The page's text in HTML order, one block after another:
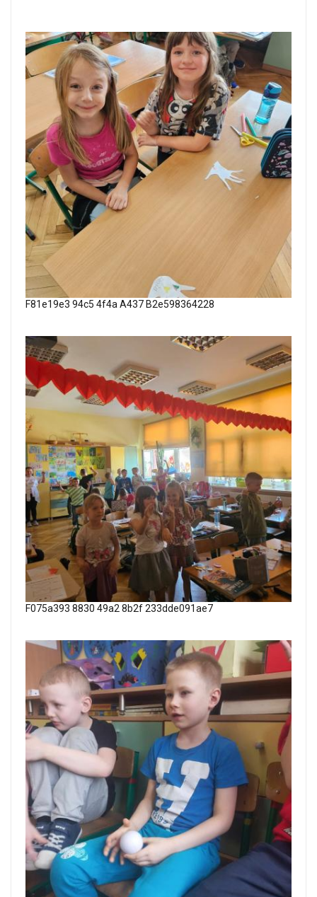
F81e19e3 94c5 4f4a A437 B2e598364228
F075a393 8830 49a2 8b2f 233dde091ae7